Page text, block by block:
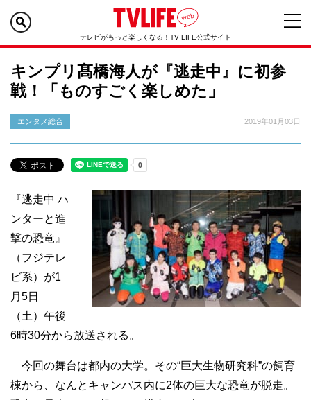
テレビがもっと楽しくなる！TV LIFE公式サイト
キンプリ髙橋海人が『逃走中』に初参
戦！「ものすごく楽しめた」
エンタメ総合 2019年01月03日
『逃走中 ハ
ンターと進
撃の恐竜』
（フジテレ
ビ系）が1
月5日
（土）午後
6時30分から放送される。
今回の舞台は都内の大学。その“巨大生物研究科”の飼育
棟から、なんとキャンパス内に2体の巨大な恐竜が脱走。